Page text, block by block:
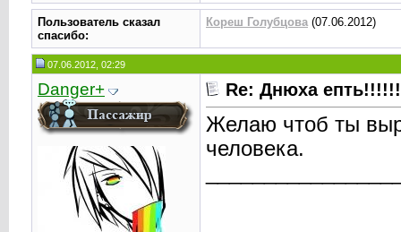
Пользователь сказал
cпасибо:
Кореш Голубцова(07.06.2012)
07.06.2012, 02:29
Danger+ Re: Днюха
Желаю чтоб ты
человека.